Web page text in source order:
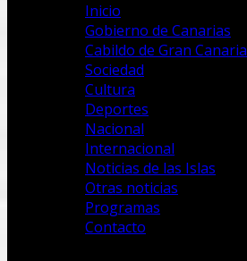
Inicio
Gobierno de Canarias
Cabildo de Gran Canaria
Sociedad
Cultura
Deportes
Nacional
Internacional
Noticias de las Islas
Otras noticias
Programas
Contacto